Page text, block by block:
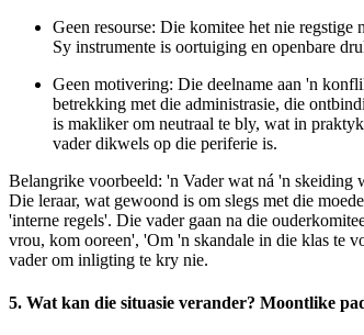
Geen resourse: Die komitee het nie regstige
Sy instrumente is oortuiging en openbare
Geen motivering: Die deelname aan 'n
betrekking met die administrasie, die
is makliker om neutraal te bly, wat in
vader dikwels op die periferie is.
Belangrike voorbeeld: 'n Vader wat ná 'n skeiding
Die leraar, wat gewoond is om slegs met die
'interne regels'. Die vader gaan na die
vrou, kom ooreen', 'Om 'n skandale in die klas te
vader om inligting te kry nie.
5. Wat kan die situasie verander? Moontlike